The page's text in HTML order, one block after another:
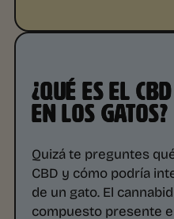
¿QUÉ ES EL
EN LOS GATOS?
Quizá te preguntes
CBD y cómo podría
de un gato. El
compuesto presente